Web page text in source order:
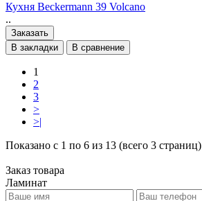
Кухня Beckermann 39 Volcano
..
Заказать
В закладки
В сравнение
1
2
3
>
>|
Показано с 1 по 6 из 13 (всего 3 страниц)
Заказ товара
Ламинат